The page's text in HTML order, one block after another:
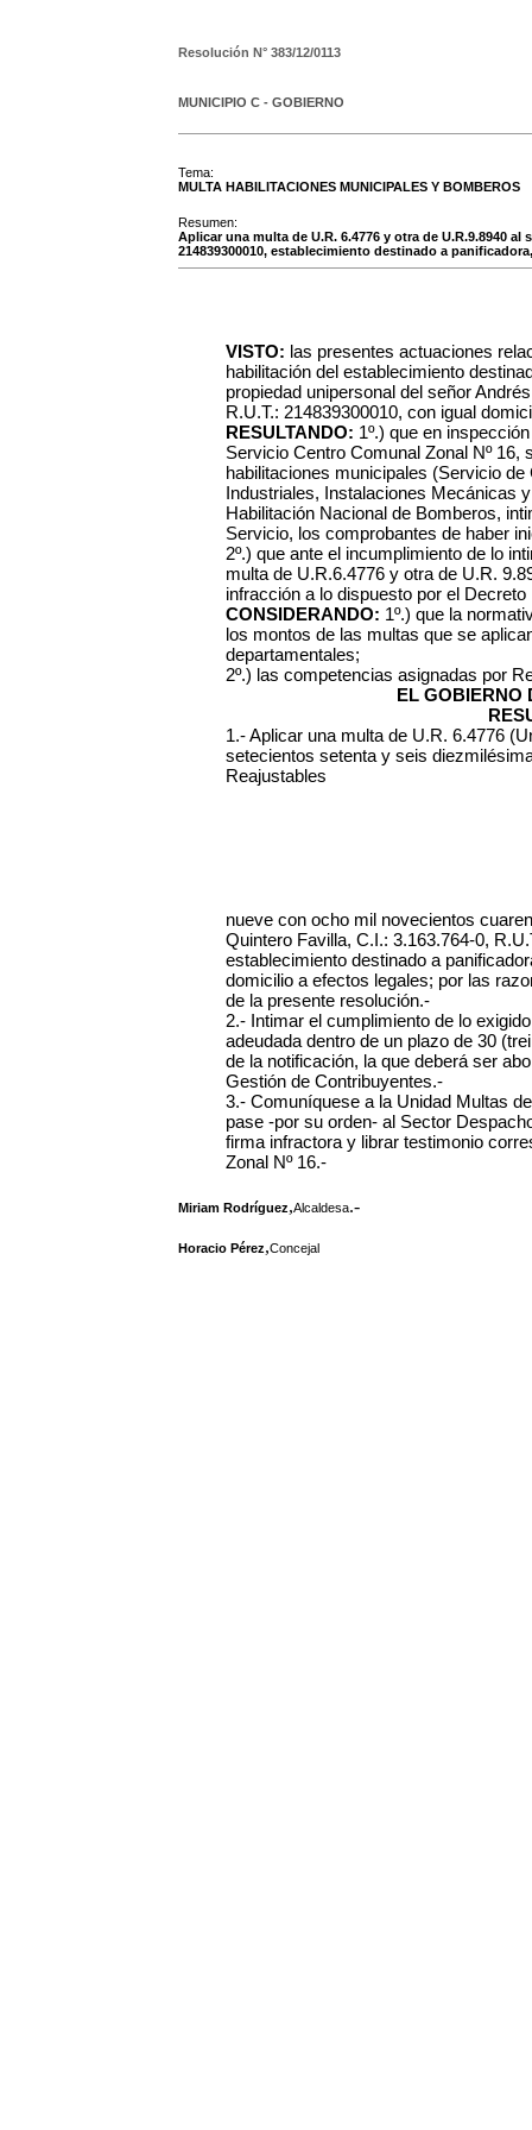
Resolución N° 383/12/0113
MUNICIPIO C - GOBIERNO
Tema:
MULTA HABILITACIONES MUNICIPALES Y BOMBEROS
Resumen:
Aplicar una multa de U.R. 6.4776 y otra de U.R.9.8940
214839300010, establecimiento destinado a
VISTO: las presentes actuaciones
habilitación del establecimiento
propiedad unipersonal del señor
R.U.T.: 214839300010, con igual
RESULTANDO: 1º.) que en
Servicio Centro Comunal Zonal Nº
habilitaciones municipales (Servicio
Industriales, Instalaciones Mecánicas
Habilitación Nacional de Bomberos,
Servicio, los comprobantes de haber
2º.) que ante el incumplimiento de lo
multa de U.R.6.4776 y otra de U.R.
infracción a lo dispuesto por el
CONSIDERANDO: 1º.) que la
los montos de las multas que se
departamentales;
2º.) las competencias asignadas por
EL GOBIERNO
1.- Aplicar una multa de U.R. 6.4776
setecientos setenta y seis
Reajustables
nueve con ocho mil novecientos
Quintero Favilla, C.I.: 3.163.764-0,
establecimiento destinado a
domicilio a efectos legales; por las
de la presente resolución.-
2.- Intimar el cumplimiento de lo
adeudada dentro de un plazo de 30
de la notificación, la que deberá ser
Gestión de Contribuyentes.-
3.- Comuníquese a la Unidad Multas
pase -por su orden- al Sector
firma infractora y librar testimonio
Zonal Nº 16.-
Miriam Rodríguez,Alcaldesa.-
Horacio Pérez,Concejal